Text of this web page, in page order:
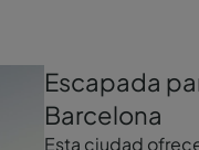
Escapada
Barcelona
Esta ciudad